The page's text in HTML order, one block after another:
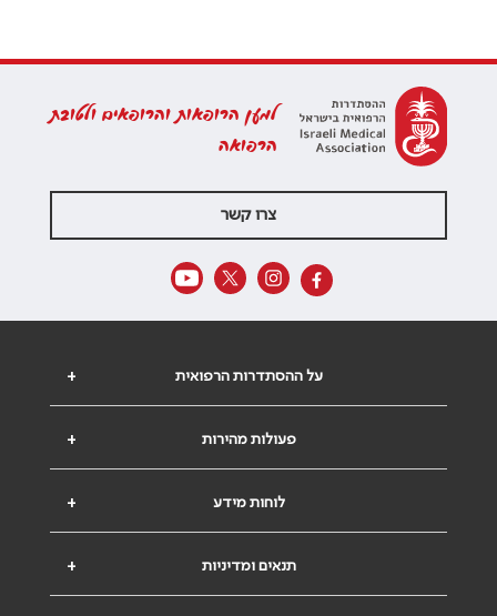
למען הרופאות והרופאים ולטובת
הרפואה
צרו קשר
+ על ההסתדרות הרפואית
+ פעולות מהירות
+ לוחות מידע
+ תנאים ומדיניות